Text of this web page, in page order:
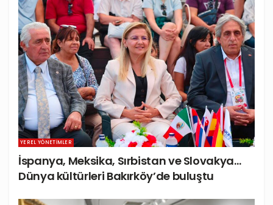
YEREL YÖNETIMLER
İspanya, Meksika, Sırbistan ve Slovakya…
Dünya kültürleri Bakırköy’de buluştu